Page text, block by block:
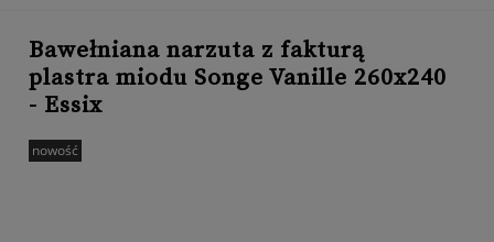
Bawełniana narzuta z fakturą
plastra miodu Songe Vanille 260x240
- Essix
nowość